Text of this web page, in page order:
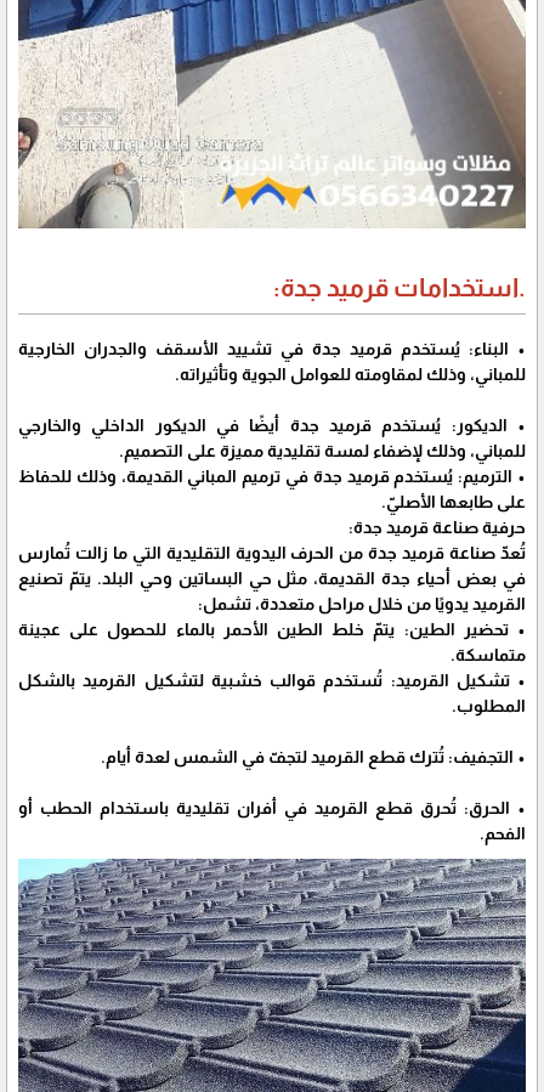
.استخدامات قرميد جدة:
• البناء: يُستخدم قرميد جدة في تشييد الأسقف والجدران الخارجية
للمباني، وذلك لمقاومته للعوامل الجوية وتأثيراته.
• الديكور: يُستخدم قرميد جدة أيضًا في الديكور الداخلي والخارجي
للمباني، وذلك لإضفاء لمسة تقليدية مميزة على التصميم.
• الترميم: يُستخدم قرميد جدة في ترميم المباني القديمة، وذلك للحفاظ
على طابعها الأصليّ.
حرفية صناعة قرميد جدة:
تُعدّ صناعة قرميد جدة من الحرف اليدوية التقليدية التي ما زالت تُمارس
في بعض أحياء جدة القديمة، مثل حي البساتين وحي البلد. يتمّ تصنيع
القرميد يدويًا من خلال مراحل متعددة، تشمل:
• تحضير الطين: يتمّ خلط الطين الأحمر بالماء للحصول على عجينة
متماسكة.
• تشكيل القرميد: تُستخدم قوالب خشبية لتشكيل القرميد بالشكل
المطلوب.
• التجفيف: تُترك قطع القرميد لتجفّ في الشمس لعدة أيام.
• الحرق: تُحرق قطع القرميد في أفران تقليدية باستخدام الحطب أو
الفحم.